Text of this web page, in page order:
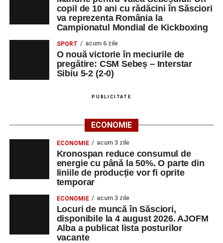
copil de 10 ani cu rădăcini în Săsciori
va reprezenta România la
Campionatul Mondial de Kickboxing
SPORT acum 6 zile
O nouă victorie în meciurile de
pregătire: CSM Sebeș – Interstar
Sibiu 5-2 (2-0)
PUBLICITATE
ECONOMIE
ECONOMIE acum 3 zile
Kronospan reduce consumul de
energie cu până la 50%. O parte din
liniile de producție vor fi oprite
temporar
ECONOMIE acum 3 zile
Locuri de muncă în Săsciori,
disponibile la 4 august 2026. AJOFM
Alba a publicat lista posturilor
vacante